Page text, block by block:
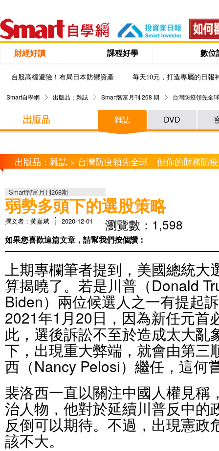
財經好讀 課程好學 數位
台股高檔避險！布局日本防禦資產 每天10元，打造專屬的日報
Smart自學網 出版品：雜誌 Smart智富月刊 268 期 台灣防疫領先全
雜誌 DVD
出版品：雜誌 > 台灣防疫領先全球 但你的財務防
Smart智富月刊268期
弱勢多頭下的選股策略
撰文者：黃嘉斌 2020-12-01 瀏覽數：1,598
如果您喜歡這篇文章，請幫我們按個讚：
上期專欄筆者提到，美國總統
算揭曉了。若是川普（Donald
Biden）兩位候選人之一有提起
2021年1月20日，因為新任元首
此，選後訴訟不至於造成太大亂
下，出現重大弊端，就會由第三
西（Nancy Pelosi）繼任，這何
裴洛西一直以關注中國人權見稱
治人物，他對於延續川普反中的
反倒可以期待。不過，出現憲政
該不大。